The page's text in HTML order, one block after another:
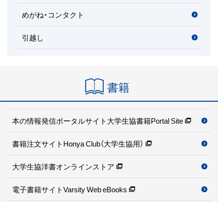
めがね・コンタクト
引越し
書籍
本の情報発信ポータルサイト大学生協書籍Portal Site
書籍注文サイトHonya Club（大学生協用）
大学生協洋書オンラインストア
電子書籍サイトVarsity Web eBooks